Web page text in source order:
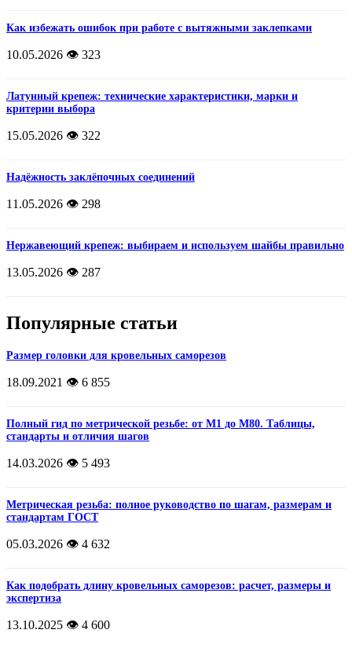
Как избежать ошибок при работе с вытяжными заклепками
10.05.2026 👁️ 323
Латунный крепеж: технические характеристики, марки и
критерии выбора
15.05.2026 👁️ 322
Надёжность заклёпочных соединений
11.05.2026 👁️ 298
Нержавеющий крепеж: выбираем и используем шайбы правильно
13.05.2026 👁️ 287
Популярные статьи
Размер головки для кровельных саморезов
18.09.2021 👁️ 6 855
Полный гид по метрической резьбе: от М1 до М80. Таблицы,
стандарты и отличия шагов
14.03.2026 👁️ 5 493
Метрическая резьба: полное руководство по шагам, размерам и
стандартам ГОСТ
05.03.2026 👁️ 4 632
Как подобрать длину кровельных саморезов: расчет, размеры и
экспертиза
13.10.2025 👁️ 4 600